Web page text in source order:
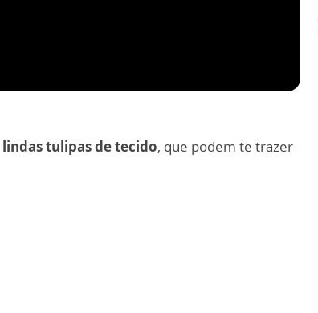
lindas tulipas de tecido, que podem te trazer